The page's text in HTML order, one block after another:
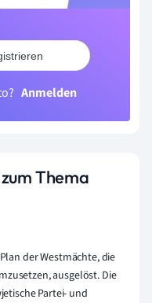
Anmelden
Thema
der Westmächte, die
ausgelöst. Die
Partei- und